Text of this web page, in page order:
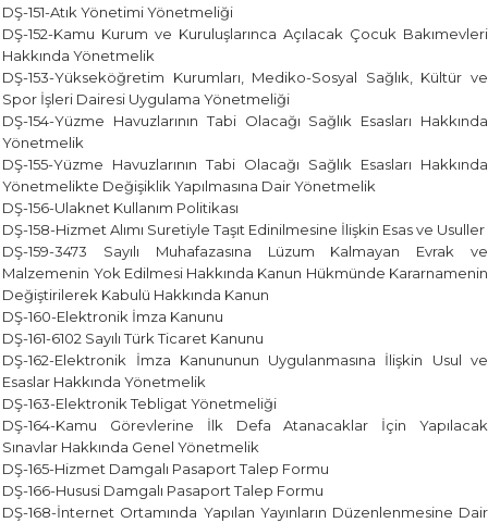
DŞ-151-Atık Yönetimi Yönetmeliği
DŞ-152-Kamu Kurum ve Kuruluşlarınca Açılacak Çocuk Bakımevleri
Hakkında Yönetmelik
DŞ-153-Yükseköğretim Kurumları, Mediko-Sosyal Sağlık, Kültür ve
Spor İşleri Dairesi Uygulama Yönetmeliği
DŞ-154-Yüzme Havuzlarının Tabi Olacağı Sağlık Esasları Hakkında
Yönetmelik
DŞ-155-Yüzme Havuzlarının Tabi Olacağı Sağlık Esasları Hakkında
Yönetmelikte Değişiklik Yapılmasına Dair Yönetmelik
DŞ-156-Ulaknet Kullanım Politikası
DŞ-158-Hizmet Alımı Suretiyle Taşıt Edinilmesine İlişkin Esas ve Usuller
DŞ-159-3473 Sayılı Muhafazasına Lüzum Kalmayan Evrak ve
Malzemenin Yok Edilmesi Hakkında Kanun Hükmünde Kararnamenin
Değiştirilerek Kabulü Hakkında Kanun
DŞ-160-Elektronik İmza Kanunu
DŞ-161-6102 Sayılı Türk Ticaret Kanunu
DŞ-162-Elektronik İmza Kanununun Uygulanmasına İlişkin Usul ve
Esaslar Hakkında Yönetmelik
DŞ-163-Elektronik Tebligat Yönetmeliği
DŞ-164-Kamu Görevlerine İlk Defa Atanacaklar İçin Yapılacak
Sınavlar Hakkında Genel Yönetmelik
DŞ-165-Hizmet Damgalı Pasaport Talep Formu
DŞ-166-Hususi Damgalı Pasaport Talep Formu
DŞ-168-İnternet Ortamında Yapılan Yayınların Düzenlenmesine Dair